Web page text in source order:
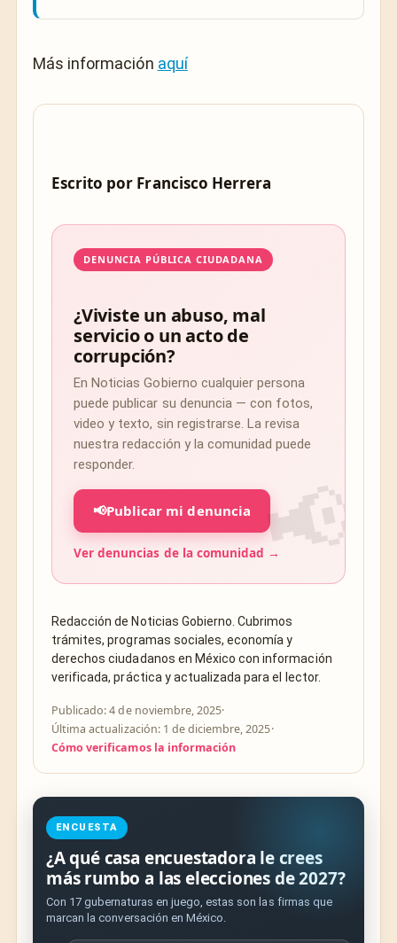
Más información aquí
Escrito por Francisco Herrera
DENUNCIA PÚBLICA CIUDADANA
¿Viviste un abuso, mal
servicio o un acto de
corrupción?
En Noticias Gobierno cualquier persona
puede publicar su denuncia — con fotos,
video y texto, sin registrarse. La revisa
nuestra redacción y la comunidad puede
responder.
📢Publicar mi denuncia
Ver denuncias de la comunidad →
Redacción de Noticias Gobierno. Cubrimos
trámites, programas sociales, economía y
derechos ciudadanos en México con información
verificada, práctica y actualizada para el lector.
Publicado: 4 de noviembre, 2025·
Última actualización: 1 de diciembre, 2025·
Cómo verificamos la información
ENCUESTA
¿A qué casa encuestadora le crees
más rumbo a las elecciones de 2027?
Con 17 gubernaturas en juego, estas son las firmas que
marcan la conversación en México.